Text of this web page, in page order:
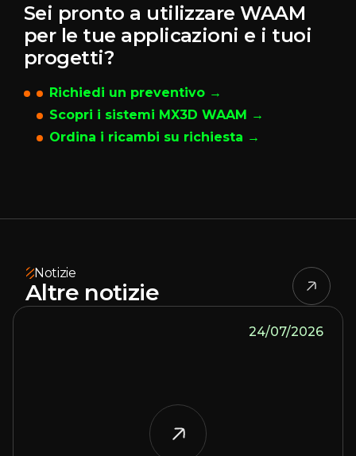
Sei pronto a utilizzare WAAM
per le tue applicazioni e i tuoi
progetti?
Richiedi un preventivo →
Scopri i sistemi MX3D WAAM →
Ordina i ricambi su richiesta →
Notizie
Altre notizie
24/07/2026